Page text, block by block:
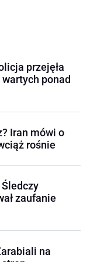
przejęła
ponad
Iran mówi o
rośnie
zaufanie
na